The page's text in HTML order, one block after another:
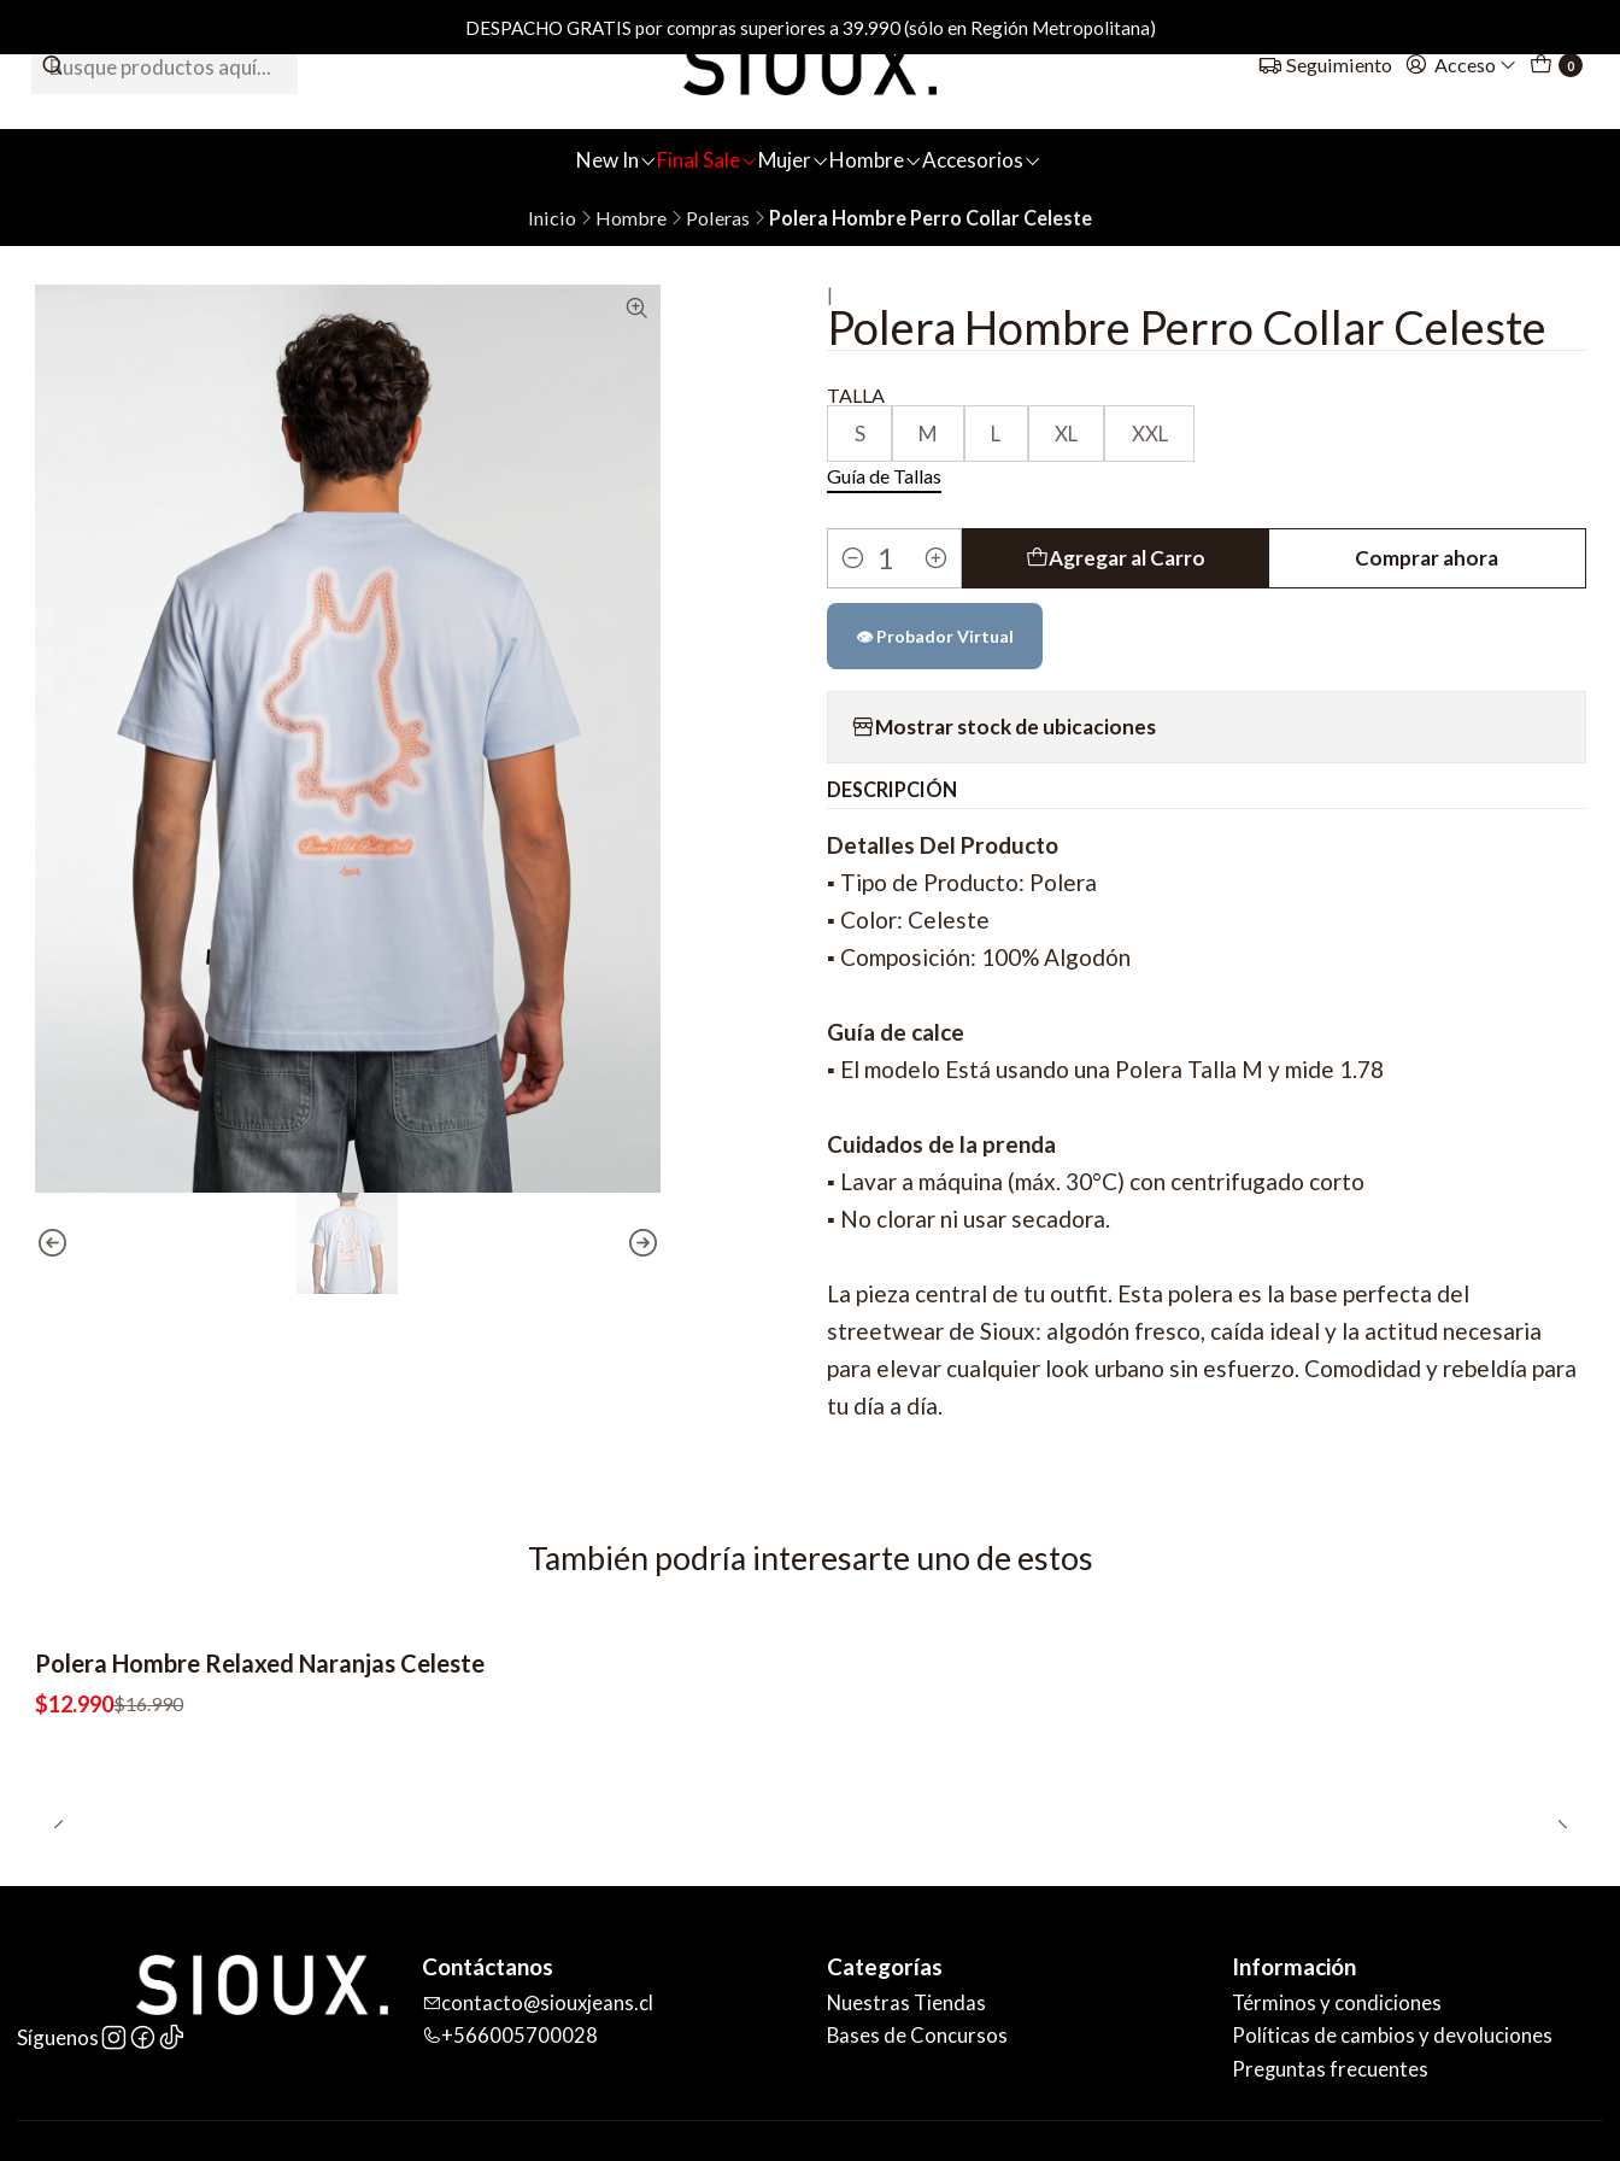
Seguimiento Acceso 0
New In Final Sale Mujer Hombre Accesorios
DESPACHO GRATIS por compras superiores a 39.990 (sólo en Región Metropolitana)
Inicio Hombre Poleras Polera Hombre Perro Collar Celeste
|
Polera Hombre Perro Collar Celeste
TALLA
S M L XL XXL
Guía de Tallas
Cantidad
Agregar al Carro Comprar ahora
👁️ Probador Virtual
Mostrar stock de ubicaciones
DESCRIPCIÓN
Detalles Del Producto
▪ Tipo de Producto: Polera
▪ Color: Celeste
▪ Composición: 100% Algodón
Guía de calce
▪ El modelo Está usando una Polera Talla M y mide 1.78
Cuidados de la prenda
▪ Lavar a máquina (máx. 30°C) con centrifugado corto
▪ No clorar ni usar secadora.
La pieza central de tu outfit. Esta polera es la base perfecta del
streetwear de Sioux: algodón fresco, caída ideal y la actitud necesaria
para elevar cualquier look urbano sin esfuerzo. Comodidad y rebeldía para
tu día a día.
También podría interesarte uno de estos
Polera Hombre Relaxed Naranjas Celeste
$12.990$16.990
Síguenos
Contáctanos
contacto@siouxjeans.cl
+566005700028
Categorías
Nuestras Tiendas
Bases de Concursos
Información
Términos y condiciones
Políticas de cambios y devoluciones
Preguntas frecuentes